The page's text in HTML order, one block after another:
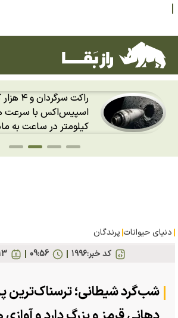
راکت
کیلومتر در ساعت به
دنیای حیوانات پرندگان
کد خبر:۱۹۹۶ 13 دی 09:56
شب‌گرد شیطانی؛ ترسناک‌ترین